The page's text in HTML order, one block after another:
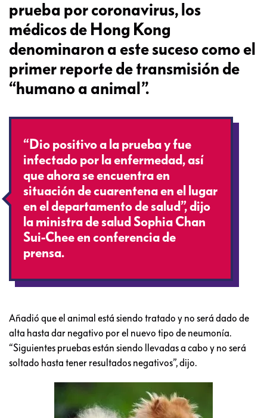
prueba por coronavirus, los
médicos de Hong Kong
denominaron a este suceso como el
primer reporte de transmisión de
“humano a animal”.
“Dio positivo a la prueba y fue
infectado por la enfermedad, así
que ahora se encuentra en
situación de cuarentena en el lugar
en el departamento de salud”, dijo
la ministra de salud Sophia Chan
Sui-Chee en conferencia de
prensa.
Añadió que el animal está siendo tratado y no será dado de
alta hasta dar negativo por el nuevo tipo de neumonía.
“Siguientes pruebas están siendo llevadas a cabo y no será
soltado hasta tener resultados negativos”, dijo.